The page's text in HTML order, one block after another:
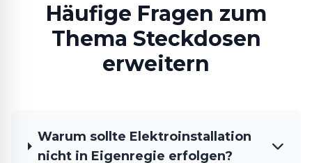
Häufige Fragen zum
Thema Steckdosen
erweitern
Warum sollte Elektroinstallation
nicht in Eigenregie erfolgen?